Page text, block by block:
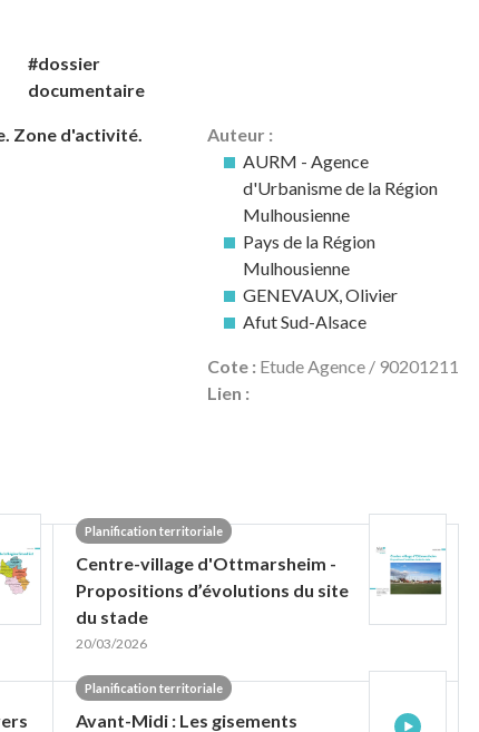
#dossier
documentaire
Zone d'activité.
Auteur :
AURM - Agence
d'Urbanisme de la Région
Mulhousienne
Pays de la Région
Mulhousienne
GENEVAUX, Olivier
Afut Sud-Alsace
Cote : Etude Agence / 90201211
Lien :
Planification territoriale
Centre-village d'Ottmarsheim -
Propositions d’évolutions du site
du stade
20/03/2026
Planification territoriale
Avant-Midi : Les gisements